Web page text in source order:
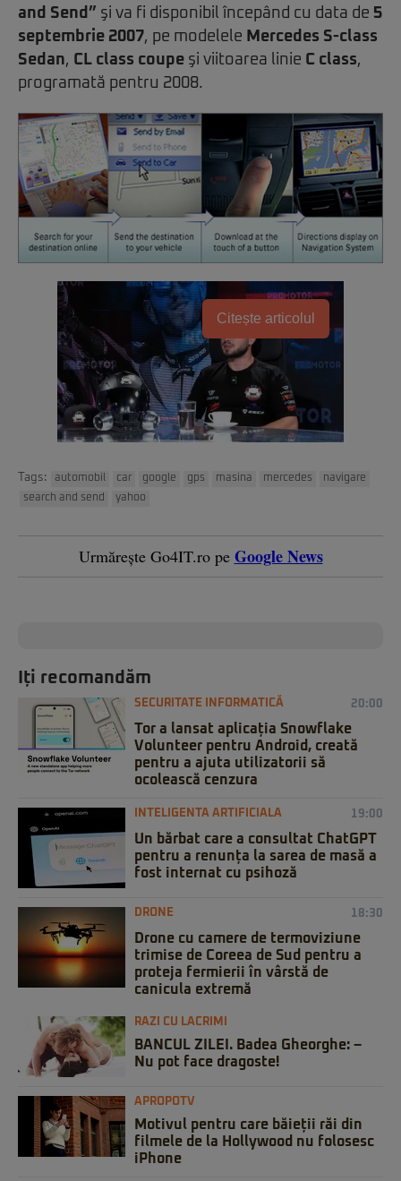
and Send” şi va fi disponibil începând cu data de 5
septembrie 2007, pe modelele Mercedes S-class
Sedan, CL class coupe şi viitoarea linie C class,
programată pentru 2008.
Citește articolul
Tags: automobil car google gps masina mercedes
navigare
search and send
yahoo
Urmărește Go4IT.ro pe Google News
Iți recomandăm
SECURITATE INFORMATICĂ 20:00
Tor a lansat aplicația Snowflake
Volunteer pentru Android, creată
pentru a ajuta utilizatorii să
ocolească cenzura
INTELIGENTA ARTIFICIALA 19:00
Un bărbat care a consultat ChatGPT
pentru a renunța la sarea de masă a
fost internat cu psihoză
DRONE 18:30
Drone cu camere de termoviziune
trimise de Coreea de Sud pentru a
proteja fermierii în vârstă de
canicula extremă
RAZI CU LACRIMI
BANCUL ZILEI. Badea Gheorghe: –
Nu pot face dragoste!
APROPOTV
Motivul pentru care băieții răi din
filmele de la Hollywood nu folosesc
iPhone